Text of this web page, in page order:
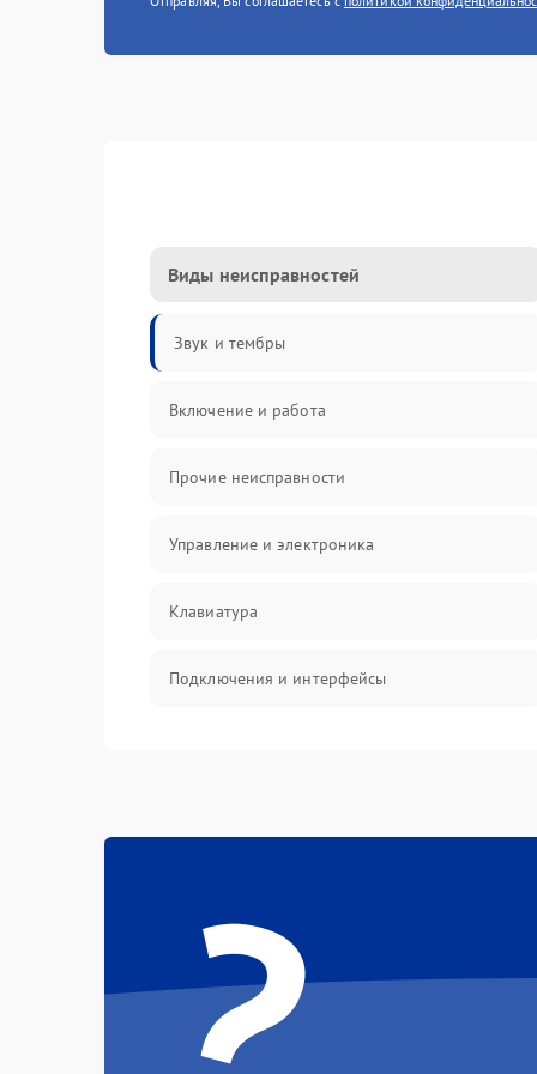
Виды неисправностей
Звук и тембры
Включение и работа
Прочие неисправности
Управление и электроника
Клавиатура
Подключения и интерфейсы
Электроника